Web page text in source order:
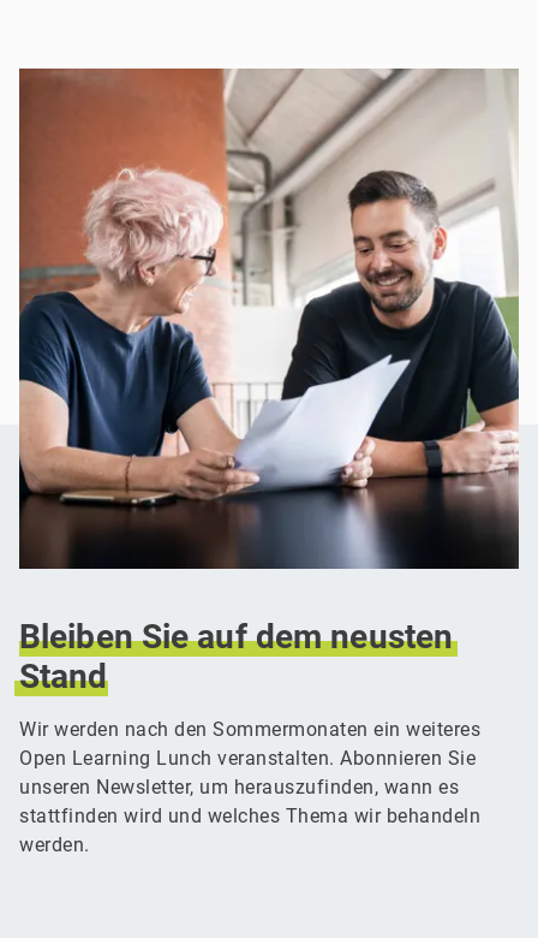
Bleiben Sie auf dem neusten
Stand
Wir werden nach den Sommermonaten ein weiteres
Open Learning Lunch veranstalten. Abonnieren Sie
unseren Newsletter, um herauszufinden, wann es
stattfinden wird und welches Thema wir behandeln
werden.